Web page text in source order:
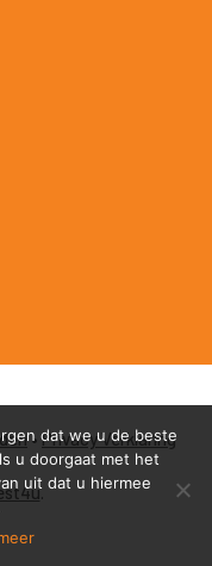
•Privacy Verklaring
.
dat we u de beste
u doorgaat met het
uit dat u hiermee